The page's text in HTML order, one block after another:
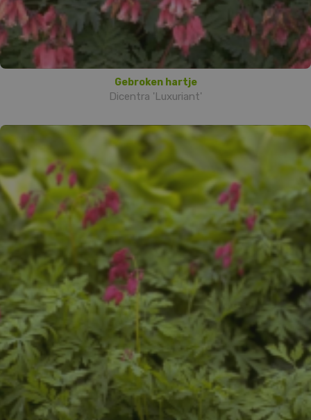
Gebroken hartje
Dicentra 'Luxuriant'